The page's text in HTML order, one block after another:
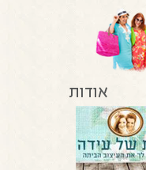
אודות